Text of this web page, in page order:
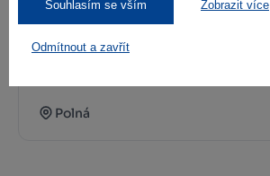
Souhlasím se vším Zobrazit více
Odmítnout a zavřít
Polná